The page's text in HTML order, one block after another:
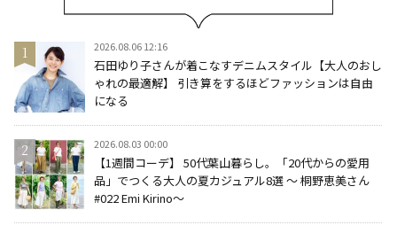
2026.08.06 12:16
石田ゆり子さんが着こなすデニムスタイル【大人のおし
ゃれの最適解】 引き算をするほどファッションは自由
になる
2026.08.03 00:00
【1週間コーデ】 50代葉山暮らし。「20代からの愛用
品」でつくる大人の夏カジュアル8選 ～ 桐野恵美さん
#022 Emi Kirino～